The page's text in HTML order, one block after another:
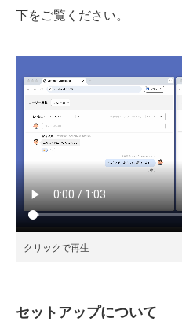
下をご覧ください。
クリックで再生
セットアップについて